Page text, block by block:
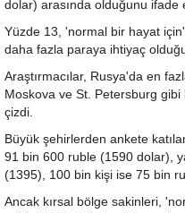
dolar) arasında olduğunu ifade
Yüzde 13, 'normal bir hayat
daha fazla paraya ihtiyaç
Araştırmacılar, Rusya'da en
Moskova ve St. Petersburg gibi
çizdi.
Büyük şehirlerden ankete
91 bin 600 ruble (1590 dolar),
(1395), 100 bin kişi ise 75 bin
Ancak kırsal bölge sakinleri,